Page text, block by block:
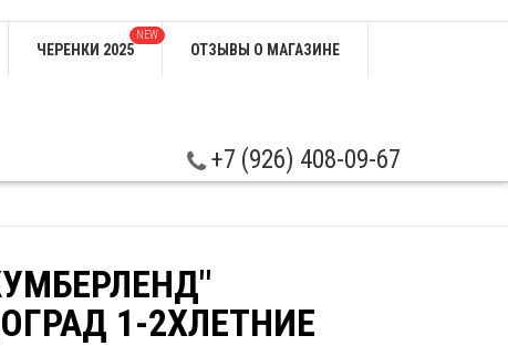
ЧЕРЕНКИ 2025
NEW
ОТЗЫВЫ О МАГАЗИНЕ
+7 (926) 408-09-67
1-2ХЛЕТНИЕ